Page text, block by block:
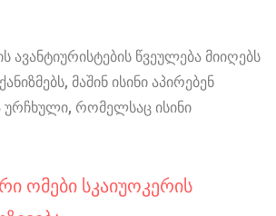
წვეულება მიიღებს
მაშინ ისინი აპირებენ
რომელსაც ისინი
Ომები Სკაიუოკერის